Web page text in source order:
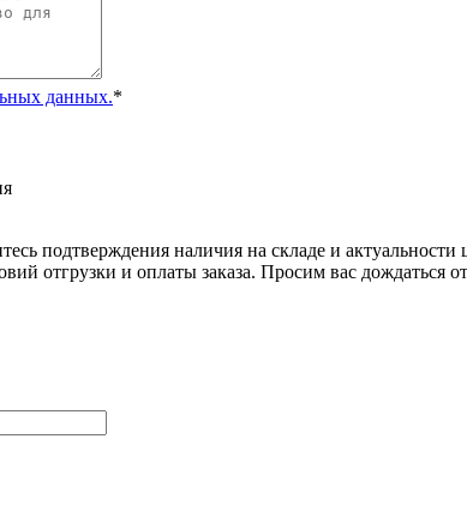
данных.*
подтверждения наличия на складе и
отгрузки и оплаты заказа. Просим вас